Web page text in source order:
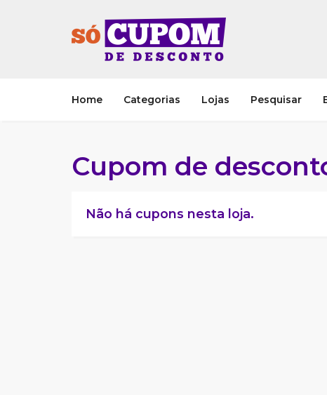
Home Categorias Lojas Pesquisar
Cupom de
Não há cupons nesta loja.